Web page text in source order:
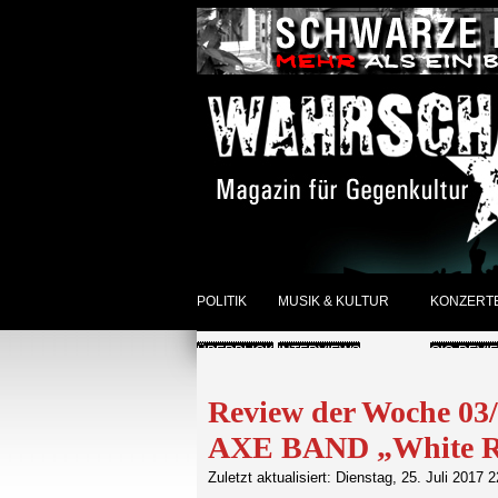
POLITIK
ÜBERBLICK
MUSIK & KULTUR
INTERVIEWS
SONSTIGES
ÜBERBLICK
GIG-
Review der Woche
AXE BAND „White
Zuletzt aktualisiert: Dienstag, 25. Juli 2017